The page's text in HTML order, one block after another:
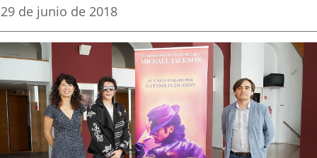
aplicación
externa.
aplicación
externa.
Fecha
la
noticia
29 de junio de 2018